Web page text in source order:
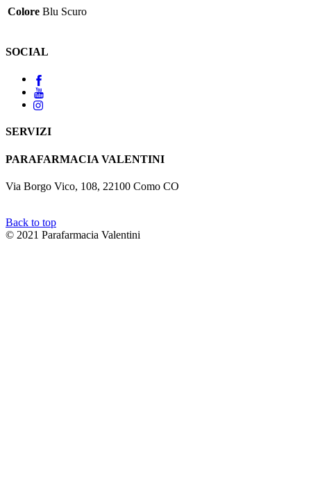
Colore Blu Scuro
SOCIAL
SERVIZI
PARAFARMACIA VALENTINI
Via Borgo Vico, 108, 22100 Como CO
Back to top
© 2021 Parafarmacia Valentini